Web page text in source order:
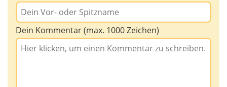
Dein Kommentar (max. 1000 Zeichen)